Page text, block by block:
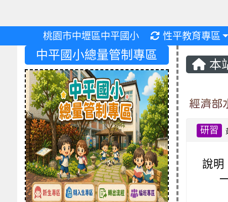
桃園市中壢區中平國小 重新取得佈景
性平教育專區
本
經濟部
研習
說明
中平國小總量管制專區